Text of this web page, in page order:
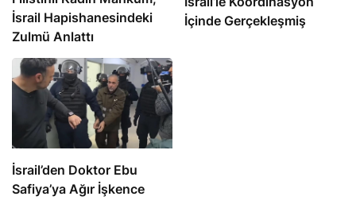
İsrail Hapishanesindeki
Zulmü Anlattı
İçinde Gerçekleşmiş
İsrail’den Doktor Ebu
Safiya’ya Ağır İşkence